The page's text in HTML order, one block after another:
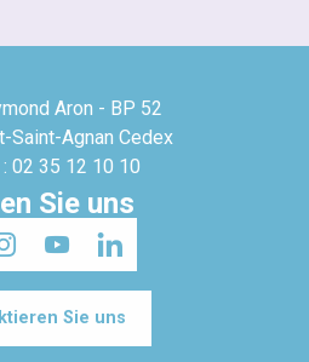
Aron - BP 52
Saint-Agnan Cedex
02 35 12 10 10
Sie uns
Sie uns